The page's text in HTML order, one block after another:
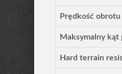
Prędkość obrotu
Maksymalny kąt
Hard terrain